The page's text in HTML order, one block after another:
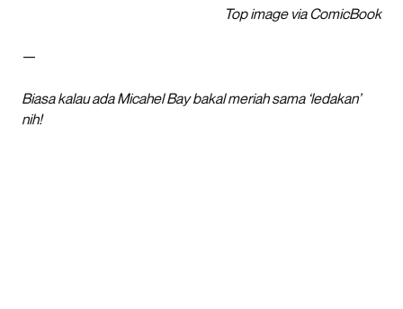
Top image via ComicBook
—
Biasa kalau ada Micahel Bay bakal meriah sama ‘ledakan’
nih!